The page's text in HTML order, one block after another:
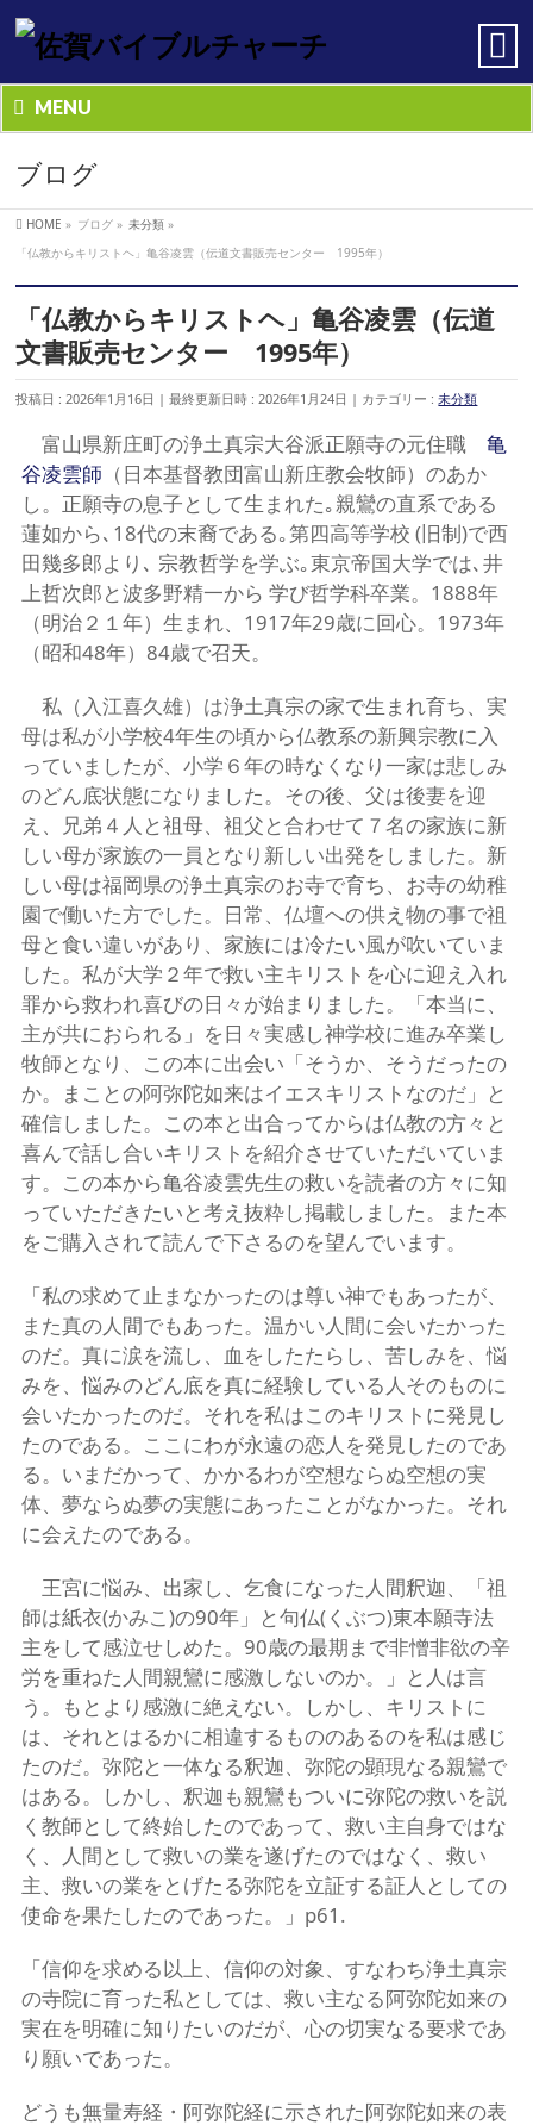
MENU
ブログ
HOME » ブログ » 未分類 »
「仏教からキリストヘ」亀谷凌雲（伝道文書販売センター 1995年）
「仏教からキリストヘ」亀谷凌雲（伝道
文書販売センター 1995年）
投稿日 : 2026年1月16日 最終更新日時 : 2026年1月24日 カテゴリー :未分類
富山県新庄町の浄土真宗大谷派正願寺の元住職亀
谷凌雲師 （日本基督教団富山新庄教会牧師）のあか
し。正願寺の息子として生まれた｡親鸞の直系である
蓮如から､18代の末裔である｡第四高等学校 (旧制)で西
田幾多郎より､ 宗教哲学を学ぶ｡東京帝国大学では､井
上哲次郎と波多野精一から 学び哲学科卒業。1888年
（明治２１年）生まれ、1917年29歳に回心。1973年
（昭和48年）84歳で召天。
私（入江喜久雄）は浄土真宗の家で生まれ育ち、実
母は私が小学校4年生の頃から仏教系の新興宗教に入
っていましたが、小学６年の時なくなり一家は悲しみ
のどん底状態になりました。その後、父は後妻を迎
え、兄弟４人と祖母、祖父と合わせて７名の家族に新
しい母が家族の一員となり新しい出発をしました。新
しい母は福岡県の浄土真宗のお寺で育ち、お寺の幼稚
園で働いた方でした。日常、仏壇への供え物の事で祖
母と食い違いがあり、家族には冷たい風が吹いていま
した。私が大学２年で救い主キリストを心に迎え入れ
罪から救われ喜びの日々が始まりました。「本当に、
主が共におられる」を日々実感し神学校に進み卒業し
牧師となり、この本に出会い「そうか、そうだったの
か。まことの阿弥陀如来はイエスキリストなのだ」と
確信しました。この本と出合ってからは仏教の方々と
喜んで話し合いキリストを紹介させていただいていま
す。この本から亀谷凌雲先生の救いを読者の方々に知
っていただきたいと考え抜粋し掲載しました。また本
をご購入されて読んで下さるのを望んでいます。
「私の求めて止まなかったのは尊い神でもあったが、
また真の人間でもあった。温かい人間に会いたかった
のだ。真に涙を流し、血をしたたらし、苦しみを、悩
みを、悩みのどん底を真に経験している人そのものに
会いたかったのだ。それを私はこのキリストに発見し
たのである。ここにわが永遠の恋人を発見したのであ
る。いまだかって、かかるわが空想ならぬ空想の実
体、夢ならぬ夢の実態にあったことがなかった。それ
に会えたのである。
王宮に悩み、出家し、乞食になった人間釈迦、「祖
師は紙衣(かみこ)の90年」と句仏(くぶつ)東本願寺法
主をして感泣せしめた。90歳の最期まで非憎非欲の辛
労を重ねた人間親鸞に感激しないのか。」と人は言
う。もとより感激に絶えない。しかし、キリストに
は、それとはるかに相違するもののあるのを私は感じ
たのだ。弥陀と一体なる釈迦、弥陀の顕現なる親鸞で
はある。しかし、釈迦も親鸞もついに弥陀の救いを説
く教師として終始したのであって、救い主自身ではな
く、人間として救いの業を遂げたのではなく、救い
主、救いの業をとげたる弥陀を立証する証人としての
使命を果たしたのであった。」p61.
「信仰を求める以上、信仰の対象、すなわち浄土真宗
の寺院に育った私としては、救い主なる阿弥陀如来の
実在を明確に知りたいのだが、心の切実なる要求であ
り願いであった。
どうも無量寿経・阿弥陀経に示された阿弥陀如来の表